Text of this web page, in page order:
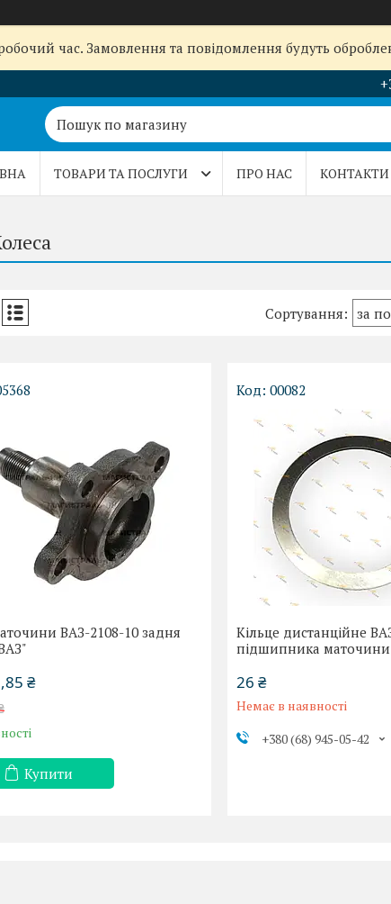
час. Замовлення та повідомлення будуть
ТОВАРИ ТА ПОСЛУГИ ПРО НАС КОНТАКТИ
ВАЗ-2108-10 задня
₴
Купити
00082
Кільце дистанційне
підшипника маточини
26 ₴
Немає в наявності
+380 (68) 945-05-42